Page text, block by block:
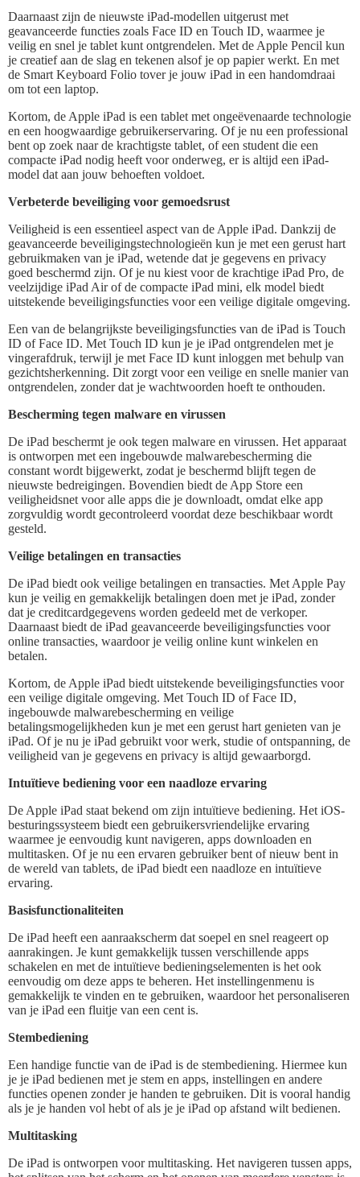
Daarnaast zijn de nieuwste iPad-modellen uitgerust met
geavanceerde functies zoals Face ID en Touch ID, waarmee je
veilig en snel je tablet kunt ontgrendelen. Met de Apple Pencil kun
je creatief aan de slag en tekenen alsof je op papier werkt. En met
de Smart Keyboard Folio tover je jouw iPad in een handomdraai
om tot een laptop.
Kortom, de Apple iPad is een tablet met ongeëvenaarde technologie
en een hoogwaardige gebruikerservaring. Of je nu een professional
bent op zoek naar de krachtigste tablet, of een student die een
compacte iPad nodig heeft voor onderweg, er is altijd een iPad-
model dat aan jouw behoeften voldoet.
Verbeterde beveiliging voor gemoedsrust
Veiligheid is een essentieel aspect van de Apple iPad. Dankzij de
geavanceerde beveiligingstechnologieën kun je met een gerust hart
gebruikmaken van je iPad, wetende dat je gegevens en privacy
goed beschermd zijn. Of je nu kiest voor de krachtige iPad Pro, de
veelzijdige iPad Air of de compacte iPad mini, elk model biedt
uitstekende beveiligingsfuncties voor een veilige digitale omgeving.
Een van de belangrijkste beveiligingsfuncties van de iPad is Touch
ID of Face ID. Met Touch ID kun je je iPad ontgrendelen met je
vingerafdruk, terwijl je met Face ID kunt inloggen met behulp van
gezichtsherkenning. Dit zorgt voor een veilige en snelle manier van
ontgrendelen, zonder dat je wachtwoorden hoeft te onthouden.
Bescherming tegen malware en virussen
De iPad beschermt je ook tegen malware en virussen. Het apparaat
is ontworpen met een ingebouwde malwarebescherming die
constant wordt bijgewerkt, zodat je beschermd blijft tegen de
nieuwste bedreigingen. Bovendien biedt de App Store een
veiligheidsnet voor alle apps die je downloadt, omdat elke app
zorgvuldig wordt gecontroleerd voordat deze beschikbaar wordt
gesteld.
Veilige betalingen en transacties
De iPad biedt ook veilige betalingen en transacties. Met Apple Pay
kun je veilig en gemakkelijk betalingen doen met je iPad, zonder
dat je creditcardgegevens worden gedeeld met de verkoper.
Daarnaast biedt de iPad geavanceerde beveiligingsfuncties voor
online transacties, waardoor je veilig online kunt winkelen en
betalen.
Kortom, de Apple iPad biedt uitstekende beveiligingsfuncties voor
een veilige digitale omgeving. Met Touch ID of Face ID,
ingebouwde malwarebescherming en veilige
betalingsmogelijkheden kun je met een gerust hart genieten van je
iPad. Of je nu je iPad gebruikt voor werk, studie of ontspanning, de
veiligheid van je gegevens en privacy is altijd gewaarborgd.
Intuïtieve bediening voor een naadloze ervaring
De Apple iPad staat bekend om zijn intuïtieve bediening. Het iOS-
besturingssysteem biedt een gebruikersvriendelijke ervaring
waarmee je eenvoudig kunt navigeren, apps downloaden en
multitasken. Of je nu een ervaren gebruiker bent of nieuw bent in
de wereld van tablets, de iPad biedt een naadloze en intuïtieve
ervaring.
Basisfunctionaliteiten
De iPad heeft een aanraakscherm dat soepel en snel reageert op
aanrakingen. Je kunt gemakkelijk tussen verschillende apps
schakelen en met de intuïtieve bedieningselementen is het ook
eenvoudig om deze apps te beheren. Het instellingenmenu is
gemakkelijk te vinden en te gebruiken, waardoor het personaliseren
van je iPad een fluitje van een cent is.
Stembediening
Een handige functie van de iPad is de stembediening. Hiermee kun
je je iPad bedienen met je stem en apps, instellingen en andere
functies openen zonder je handen te gebruiken. Dit is vooral handig
als je je handen vol hebt of als je je iPad op afstand wilt bedienen.
Multitasking
De iPad is ontworpen voor multitasking. Het navigeren tussen apps,